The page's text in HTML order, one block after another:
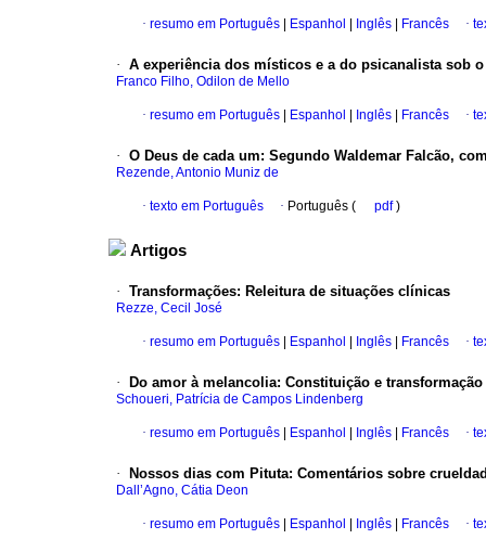
· resumo em Português Espanhol Inglês Francês ·
· A experiência dos místicos e a do psicanalista sob
Franco Filho, Odilon de Mello
· resumo em Português Espanhol Inglês Francês ·
· O Deus de cada um: Segundo Waldemar Falcão,
Rezende, Antonio Muniz de
· texto em Português · Português ( pdf)
Artigos
· Transformações: Releitura de situações clínicas
Rezze, Cecil José
· resumo em Português Espanhol Inglês Francês ·
· Do amor à melancolia: Constituição e transformação
Schoueri, Patrícia de Campos Lindenberg
· resumo em Português Espanhol Inglês Francês ·
· Nossos dias com Pituta: Comentários sobre
Dall’Agno, Cátia Deon
· resumo em Português Espanhol Inglês Francês ·